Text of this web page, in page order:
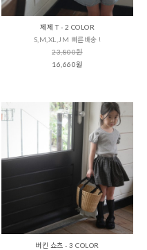
제제 T - 2 COLOR
S,M,XL,JM 빠른배송 !
23,800원
16,660원
버킨 쇼츠 - 3 COLOR